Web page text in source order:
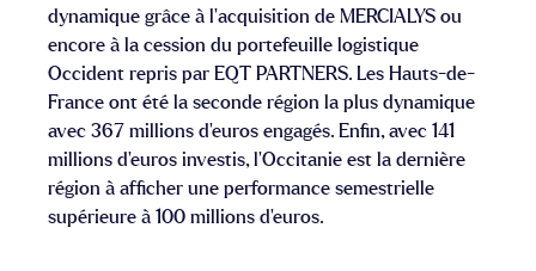
dynamique grâce à l’acquisition de MERCIALYS ou
encore à la cession du portefeuille logistique
Occident repris par EQT PARTNERS. Les Hauts-de-
France ont été la seconde région la plus dynamique
avec 367 millions d’euros engagés. Enfin, avec 141
millions d’euros investis, l’Occitanie est la dernière
région à afficher une performance semestrielle
supérieure à 100 millions d’euros.